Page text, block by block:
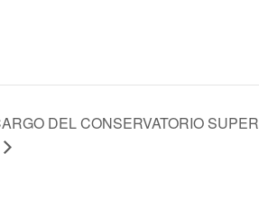
DEL CONSERVATORIO